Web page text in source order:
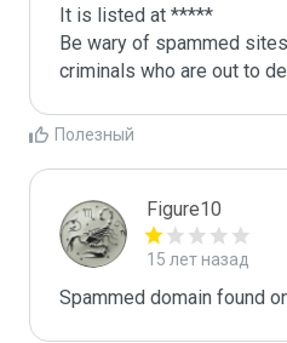
It is listed at *****
Be wary of spammed
criminals who are out to
Полезный
Figure10
15 лет назад
Spammed domain found